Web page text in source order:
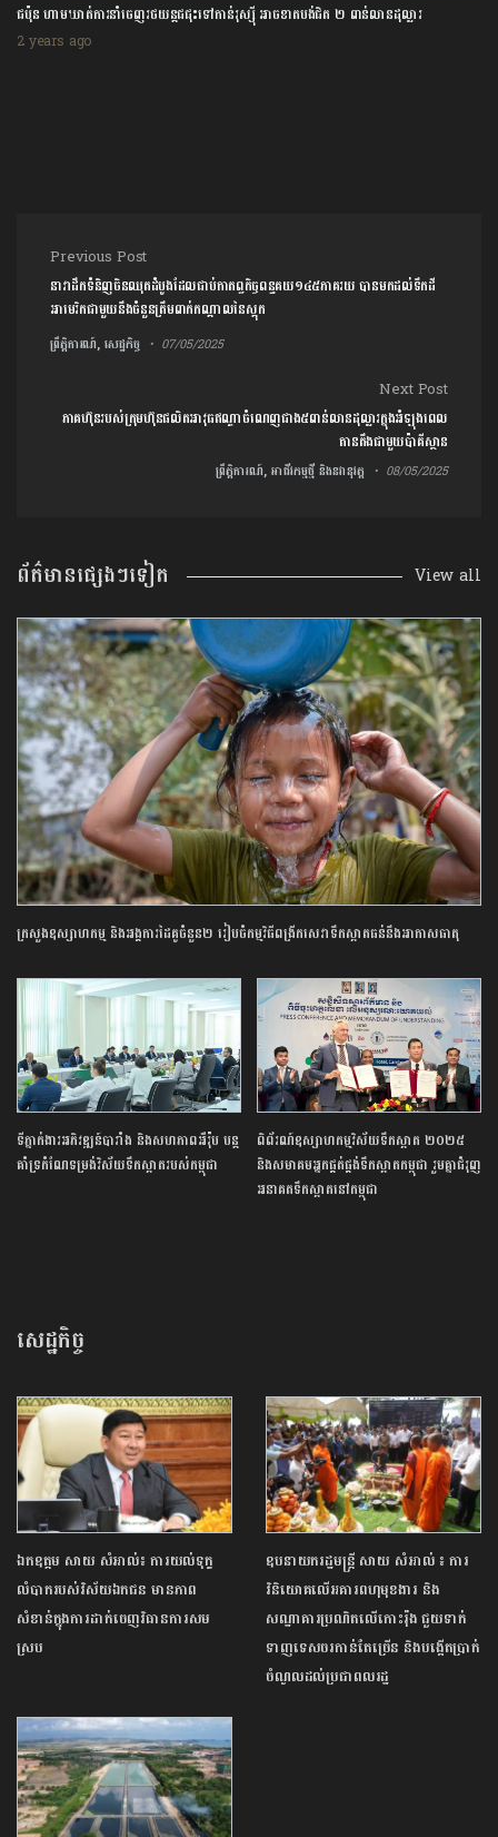
ជប៉ុន ហាមឃាត់ការនាំចេញរថយន្តជជុះទៅកាន់រុស្ស៊ី អាចខាតបង់ជិត ២ ពាន់លានដុល្លារ
2 years ago
Post navigation
Previous Post
នាវាដឹកទំនិញចិនឈុតដំបូងដែលជាប់កាតព្វកិច្ចពន្ធគយ១៤៥ភាគរយ បានមកដល់ទឹកដី
អាមេរិកជាមួយនឹងចំនួនត្រឹមពាក់កណ្តាលនៃស្តុក
ព្រឹត្តិការណ៍, សេដ្ឋកិច្ច 07/05/2025
Next Post
ភាគហ៊ុនរបស់ក្រុមហ៊ុនផលិតអាវុធឥណ្ឌាចំណេញជាង៥ពាន់លានដុល្លារក្នុងអំឡុងពេល
តានតឹងជាមួយប៉ាគីស្ថាន
ព្រឹត្តិការណ៍, អាជីវកម្មថ្មី និងនវានុវត្ត 08/05/2025
ព័ត៌មានផ្សេងៗទៀត View all
ក្រសួងឧស្សាហកម្ម និងអង្គការដៃគូចំនួន២ រៀបចំកម្មវិធីពង្រីកសេវាទឹកស្អាតធន់នឹងអាកាសធាតុ
ទីភ្នាក់ងារអភិវឌ្ឍន៍បារាំង និងសហភាពអឺរ៉ុប បន្ត
គាំទ្រកំណែទម្រង់វិស័យទឹកស្អាតរបស់កម្ពុជា
ពិព័រណ៍ឧស្សាហកម្មវិស័យទឹកស្អាត ២០២៥
និងសមាគមអ្នកផ្គត់ផ្គង់ទឹកស្អាតកម្ពុជា រួមគ្នាជំរុញ
អនាគតទឹកស្អាតនៅកម្ពុជា
សេដ្ឋកិច្ច
ឯកឧត្តម សាយ សំអាល់៖ ការយល់ទុក្ខ
លំបាករបស់វិស័យឯកជន មានភាព
សំខាន់ក្នុងការដាក់ចេញវិធានការសម
ស្រប
ឧបនាយករដ្ឋមន្ត្រី សាយ សំអាល់ ៖ ការ
វិនិយោគ​លើអគារពហុមុខងារ និង
សណ្ឋាគារប្រណិតលើកោះរ៉ុង ជួយទាក់
ទាញទេសចរកាន់តែច្រើន និងបង្កើតប្រាក់
ចំណូលដល់ប្រជាពលរដ្ឋ